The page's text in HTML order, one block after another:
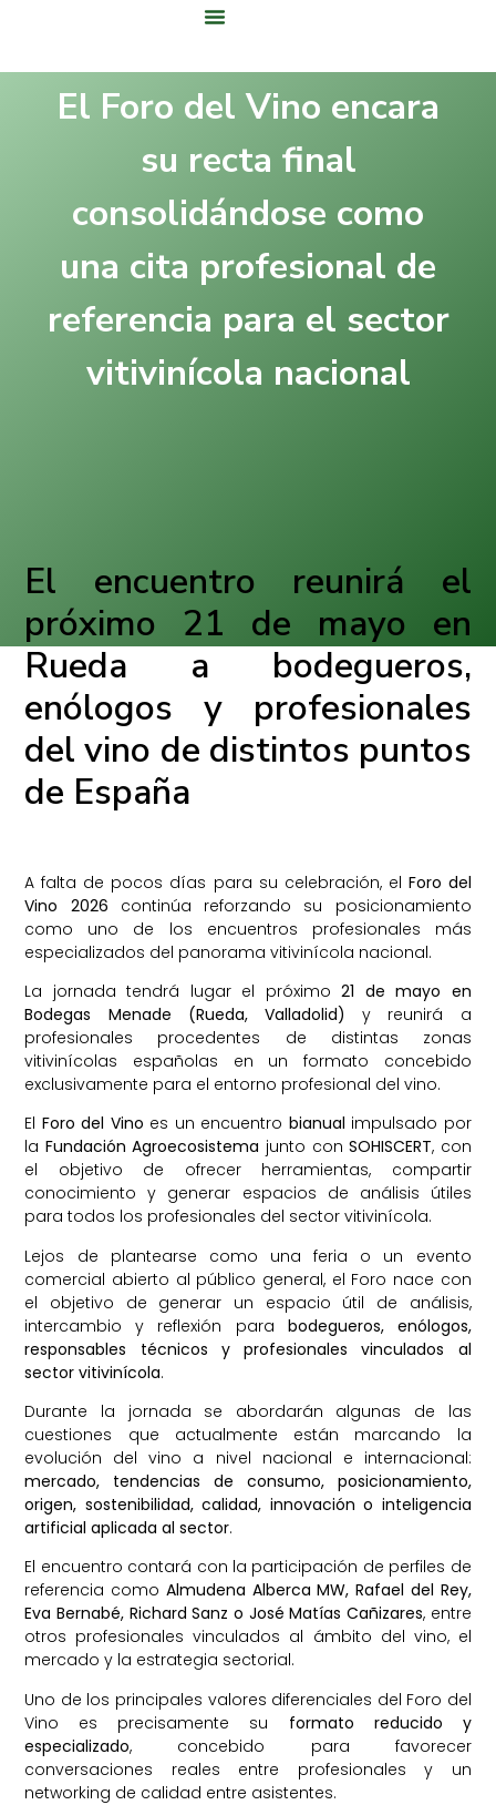
El Foro del Vino encara
su recta final
consolidándose como
una cita profesional de
referencia para el sector
vitivinícola nacional
El encuentro reunirá el
próximo 21 de mayo en
Rueda a bodegueros,
enólogos y profesionales
del vino de distintos puntos
de España
A falta de pocos días para su celebración, el Foro del
Vino 2026 continúa reforzando su posicionamiento
como uno de los encuentros profesionales más
especializados del panorama vitivinícola nacional.
La jornada tendrá lugar el próximo21 de mayo en
Bodegas Menade (Rueda, Valladolid) y reunirá a
profesionales procedentes de distintas zonas
vitivinícolas españolas en un formato concebido
exclusivamente para el entorno profesional del vino.
El Foro del Vino es un encuentro bianual impulsado por
la Fundación Agroecosistema junto conSOHISCERT, con
el objetivo de ofrecer herramientas, compartir
conocimiento y generar espacios de análisis útiles
para todos los profesionales del sector vitivinícola.
Lejos de plantearse como una feria o un evento
comercial abierto al público general, el Foro nace con
el objetivo de generar un espacio útil de análisis,
intercambio y reflexión para bodegueros, enólogos,
responsables técnicos y profesionales vinculados al
sector vitivinícola.
Durante la jornada se abordarán algunas de las
cuestiones que actualmente están marcando la
evolución del vino a nivel nacional e internacional:
mercado, tendencias de consumo, posicionamiento,
origen, sostenibilidad, calidad, innovación o inteligencia
artificial aplicada al sector.
El encuentro contará con la participación de perfiles de
referencia como Almudena Alberca MW, Rafael del Rey,
Eva Bernabé, Richard Sanz o José Matías Cañizares, entre
otros profesionales vinculados al ámbito del vino, el
mercado y la estrategia sectorial.
Uno de los principales valores diferenciales del Foro del
Vino es precisamente su formato reducido y
especializado, concebido para favorecer
conversaciones reales entre profesionales y un
networking de calidad entre asistentes.